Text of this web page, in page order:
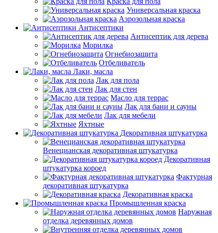
Универсальная краска
Аэрозольная краска
Антисептики
Антисептик для дерева
Морилка
Огнебиозащита
Отбеливатель
Лаки, масла
Лак для пола
Лак для стен
Масло для террас
Лак для бани и сауны
Лак для мебели
Яхтные
Декоративная штукатурка
Венецианская декоративная штукатурка
Декоративная
штукатурка короед
Фактурная
декоративная штукатурка
Декоративная краска
Промышленная краска
Наружная
отделка деревянных домов